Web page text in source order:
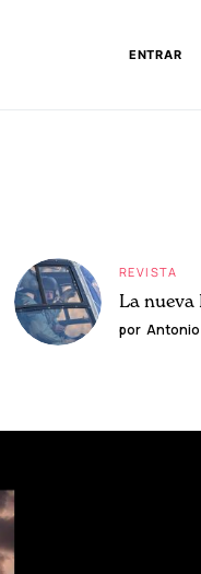
ENTRAR
REVISTA
La nueva
por Antonio